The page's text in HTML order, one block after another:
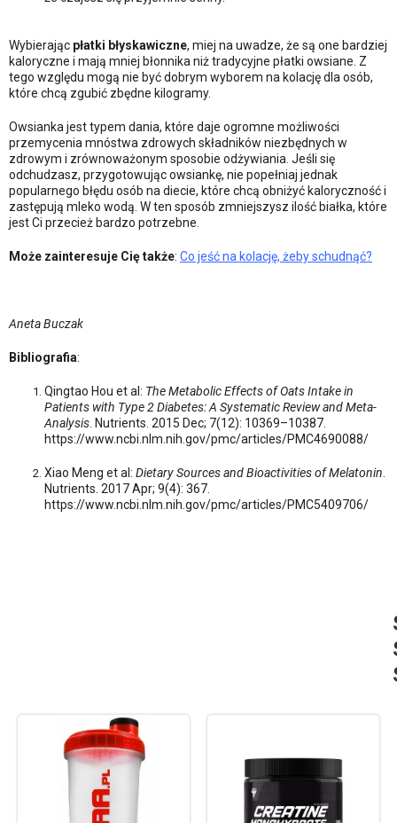
Wybierając płatki błyskawiczne, miej na uwadze, że są one bardziej
kaloryczne i mają mniej błonnika niż tradycyjne płatki owsiane. Z
tego względu mogą nie być dobrym wyborem na kolację dla osób,
które chcą zgubić zbędne kilogramy.
Owsianka jest typem dania, które daje ogromne możliwości
przemycenia mnóstwa zdrowych składników niezbędnych w
zdrowym i zrównoważonym sposobie odżywiania. Jeśli się
odchudzasz, przygotowując owsiankę, nie popełniaj jednak
popularnego błędu osób na diecie, które chcą obniżyć kaloryczność i
zastępują mleko wodą. W ten sposób zmniejszysz ilość białka, które
jest Ci przecież bardzo potrzebne.
Może zainteresuje Cię także: Co jeść na kolację, żeby schudnąć?
Aneta Buczak
Bibliografia:
Qingtao Hou et al: The Metabolic Effects of Oats Intake in
Patients with Type 2 Diabetes: A Systematic Review and Meta-
Analysis . Nutrients. 2015 Dec; 7(12): 10369–10387.
https://www.ncbi.nlm.nih.gov/pmc/articles/PMC4690088/
Xiao Meng et al: Dietary Sources and Bioactivities of Melatonin
Nutrients. 2017 Apr; 9(4): 367.
https://www.ncbi.nlm.nih.gov/pmc/articles/PMC5409706/